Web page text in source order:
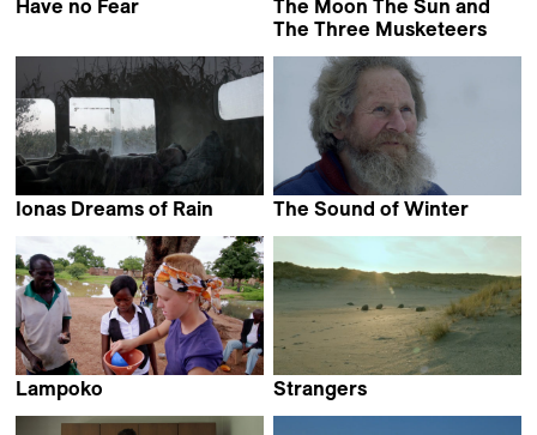
Have no Fear
The Moon The Sun and
The Three Musketeers
Ionas Dreams of Rain
The Sound of Winter
Lampoko
Strangers